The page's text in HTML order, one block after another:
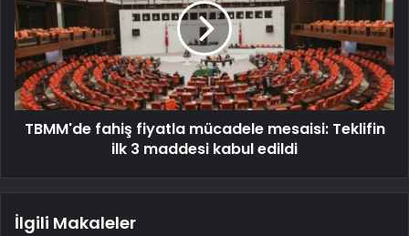
TBMM'de fahiş fiyatla mücadele mesaisi: Teklifin
ilk 3 maddesi kabul edildi
İlgili Makaleler